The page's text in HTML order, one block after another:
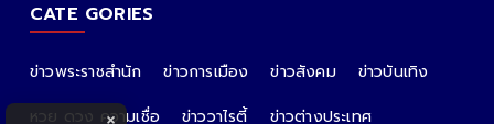
CATE GORIES
ข่าวพระราชสำนัก ข่าวการเมือง ข่าวสังคม
ข่าวบันเทิง
หวย ดวง ความเชื่อ
ข่าววาไรตี้
ข่าวต่างประเทศ